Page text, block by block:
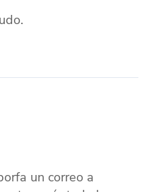
un correo a